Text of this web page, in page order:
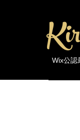
Wix公認